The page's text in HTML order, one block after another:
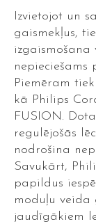
Izvietojot un
gaismekļus,
Piemēram
kā Philips
FUSION.
regulējošās
nodrošina
Savukārt,
papildus
moduļu
jaudīgākiem